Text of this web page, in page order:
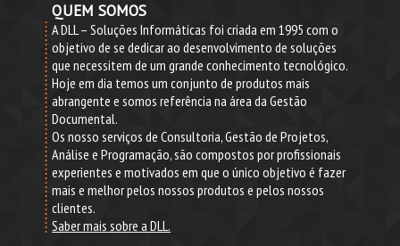
QUEM SOMOS
A DLL – Soluções Informáticas foi criada em 1995 com o
objetivo de se dedicar ao desenvolvimento de soluções
que necessitem de um grande conhecimento tecnológico.
Hoje em dia temos um conjunto de produtos mais
abrangente e somos referência na área da Gestão
Documental.
Os nosso serviços de Consultoria, Gestão de Projetos,
Análise e Programação, são compostos por profissionais
experientes e motivados em que o único objetivo é fazer
mais e melhor pelos nossos produtos e pelos nossos
clientes.
Saber mais sobre a DLL.